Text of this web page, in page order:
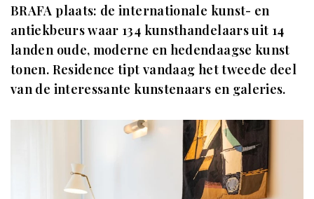
BRAFA plaats: de internationale kunst- en
antiekbeurs waar 134 kunsthandelaars uit 14
landen oude, moderne en hedendaagse kunst
tonen. Residence tipt vandaag het tweede deel
van de interessante kunstenaars en galeries.